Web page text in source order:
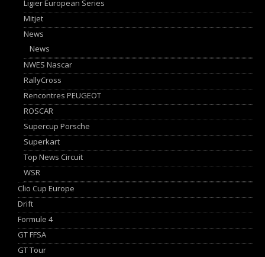
Ligier European Series
Mitjet
News
News
NWES Nascar
RallyCross
Rencontres PEUGEOT
ROSCAR
Supercup Porsche
Superkart
Top News Circuit
WSR
Clio Cup Europe
Drift
Formule 4
GT FFSA
GT Tour